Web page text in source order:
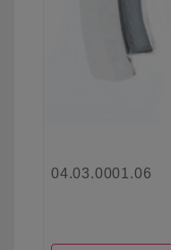
04.03.0001.06